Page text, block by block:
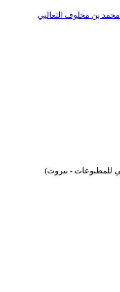
محمد بن مخلوف الثعالبي
للمطبوعات - بيروت)